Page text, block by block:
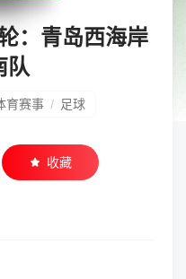
：青岛西海岸
队
育赛事 / 足球
收藏